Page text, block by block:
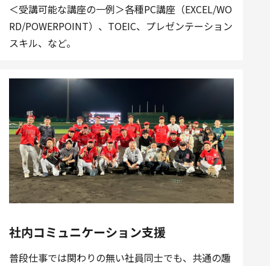
＜受講可能な講座の一例＞各種PC講座（EXCEL/WO
RD/POWERPOINT）、TOEIC、プレゼンテーション
スキル、など。
社内コミュニケーション支援
普段仕事では関わりの無い社員同士でも、共通の趣